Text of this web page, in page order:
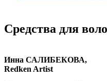
Средства для
Инна САЛИБЕКОВА,
Redken Artist